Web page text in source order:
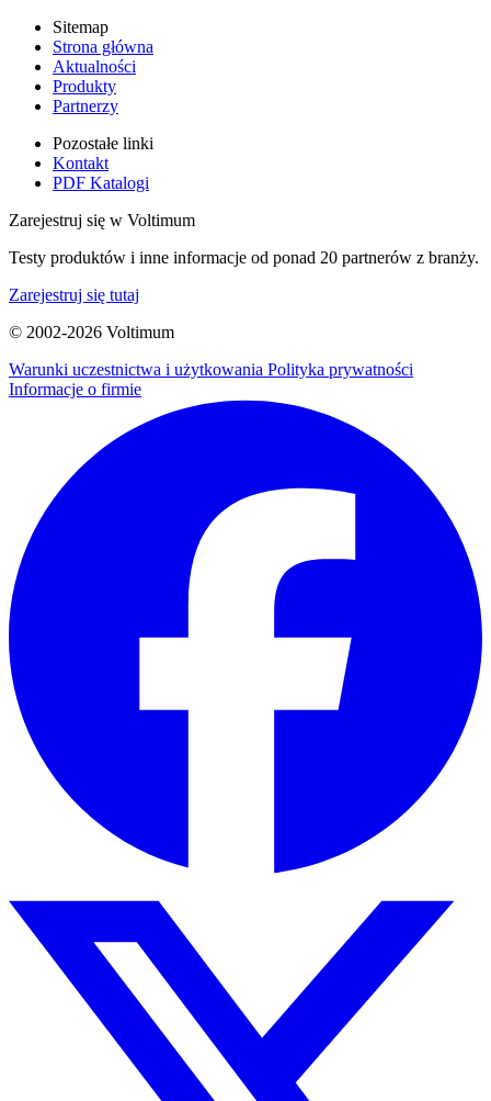
Sitemap
Strona główna
Aktualności
Produkty
Partnerzy
Pozostałe linki
Kontakt
PDF Katalogi
Zarejestruj się w Voltimum
Testy produktów i inne informacje od ponad 20 partnerów z branży.
Zarejestruj się tutaj
© 2002-2026 Voltimum
Warunki uczestnictwa i użytkowania Polityka prywatności
Informacje o firmie